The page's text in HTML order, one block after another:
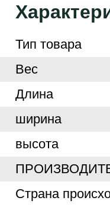
Тип товара
Вес
Длина
ширина
высота
Страна